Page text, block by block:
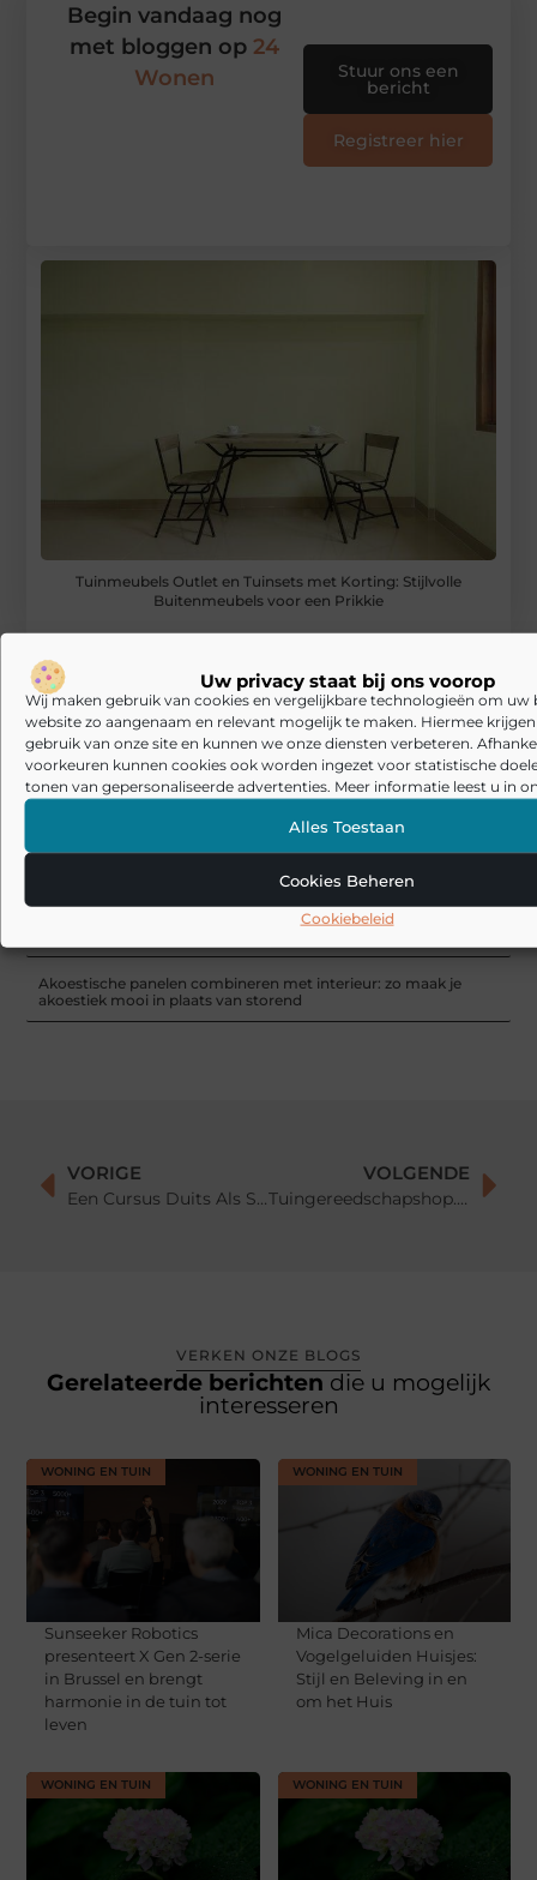
Uw privacy staat bij ons voorop
Wij maken gebruik van cookies en vergelijkbare technologieën om uw
website zo aangenaam en relevant mogelijk te maken. Hiermee
gebruik van onze site en kunnen we onze diensten verbeteren.
voorkeuren kunnen cookies ook worden ingezet voor statistische
tonen van gepersonaliseerde advertenties. Meer informatie leest u in
Alles Toestaan
Cookies Beheren
Cookiebeleid
Tuinmeubels Outlet en Tuinsets met Korting: Stijlvolle
Buitenmeubels voor een Prikkie
De kunst van stijlvolle en functionele herenkleding
Laminaat en pvc visgraat vloer: welke basis past bij jouw manier
van wonen?
De Beste Schoonmaakoplossingen: Stofzuiger met Zak en
Sunseeker Robotics presenteert X Gen 2-serie in Brussel en
Veelgemaakte fouten bij akoestiek in huis: waarom oplossingen
Akoestische panelen combineren met interieur: zo maak je
akoestiek mooi in plaats van storend
Begin vandaag nog
met bloggen op 24
Wonen
Stuur ons een
bericht
Registreer hier
VORIGE
Een Cursus Duits Als Springplank: Zelfontwikkeling Door Het Leren Van Duits
VOLGENDE
Tuingereedschapshop.nl: De Beste Plek voor het Kopen van Tuingereedschap
VERKEN ONZE BLOGS
Gerelateerde berichten die u mogelijk
interesseren
WONING EN TUIN
Sunseeker Robotics
presenteert X Gen 2-serie
in Brussel en brengt
harmonie in de tuin tot
leven
WONING EN TUIN
Mica Decorations en
Vogelgeluiden Huisjes:
Stijl en Beleving in en
om het Huis
WONING EN TUIN WONING EN TUIN